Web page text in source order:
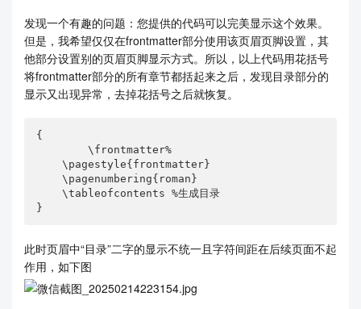
发现一个有趣的问题：您提供的代码可以完美显示这个效果。
但是，我希望仅仅在frontmatter部分使用该页眉页脚设置，其
他部分设置别的页眉页脚显示方式。所以，以上代码用花括号
将frontmatter部分的所有章节都括起来之后，发现目录部分的
显示又出现异常，去掉花括号之后就恢复。
{
        \frontmatter%
    \pagestyle{frontmatter}
    \pagenumbering{roman}
    \tableofcontents %生成目录
}
此时页眉中“目录”二字的显示不统一且字符间距在后续页面不起
作用，如下图